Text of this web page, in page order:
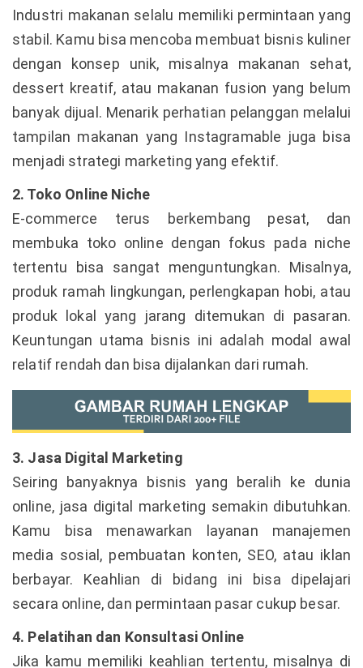
Industri makanan selalu memiliki permintaan yang
stabil. Kamu bisa mencoba membuat bisnis kuliner
dengan konsep unik, misalnya makanan sehat,
dessert kreatif, atau makanan fusion yang belum
banyak dijual. Menarik perhatian pelanggan melalui
tampilan makanan yang Instagramable juga bisa
menjadi strategi marketing yang efektif.
2. Toko Online Niche
E-commerce terus berkembang pesat, dan
membuka toko online dengan fokus pada niche
tertentu bisa sangat menguntungkan. Misalnya,
produk ramah lingkungan, perlengkapan hobi, atau
produk lokal yang jarang ditemukan di pasaran.
Keuntungan utama bisnis ini adalah modal awal
relatif rendah dan bisa dijalankan dari rumah.
3. Jasa Digital Marketing
Seiring banyaknya bisnis yang beralih ke dunia
online, jasa digital marketing semakin dibutuhkan.
Kamu bisa menawarkan layanan manajemen
media sosial, pembuatan konten, SEO, atau iklan
berbayar. Keahlian di bidang ini bisa dipelajari
secara online, dan permintaan pasar cukup besar.
4. Pelatihan dan Konsultasi Online
Jika kamu memiliki keahlian tertentu, misalnya di